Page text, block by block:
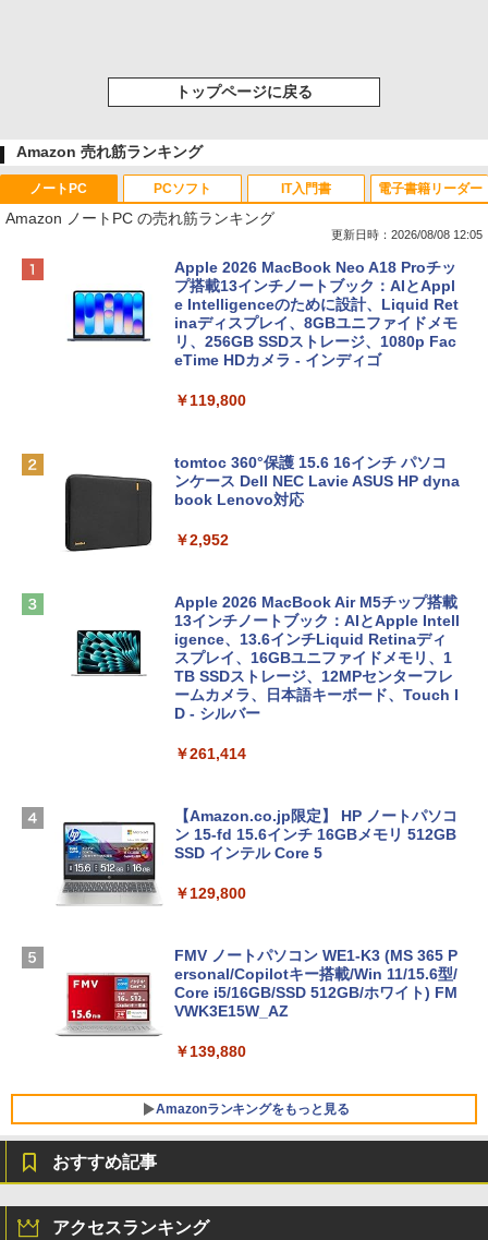
トップページに戻る
Amazon 売れ筋ランキング
ノートPC
Amazon ノートPC の売れ筋ランキング
更新日時：2026/08/08 12:05
Apple 2026 MacBook Neo A18 Proチッ
プ搭載13インチノートブック：AIとAppl
e Intelligenceのために設計、Liquid Ret
inaディスプレイ、8GBユニファイドメモ
リ、256GB SSDストレージ、1080p Fac
eTime HDカメラ - インディゴ
￥119,800
tomtoc 360°保護 15.6 16インチ パソコ
ンケース Dell NEC Lavie ASUS HP dyna
book Lenovo対応
￥2,952
Apple 2026 MacBook Air M5チップ搭載
13インチノートブック：AIとApple Intell
igence、13.6インチLiquid Retinaディ
スプレイ、16GBユニファイドメモリ、1
TB SSDストレージ、12MPセンターフレ
ームカメラ、日本語キーボード、Touch I
D - シルバー
￥261,414
【Amazon.co.jp限定】 HP ノートパソコ
ン 15-fd 15.6インチ 16GBメモリ 512GB
SSD インテル Core 5
￥129,800
FMV ノートパソコン WE1-K3 (MS 365 P
ersonal/Copilotキー搭載/Win 11/15.6型/
Core i5/16GB/SSD 512GB/ホワイト) FM
VWK3E15W_AZ
￥139,880
Amazonランキングをもっと見る
PCソフト
定バーチャルアイテムを含む】 【オンラ
インゲームコード】 ロブロックス | オン
IT入門書 電子書籍リーダー
ンチディスプレイ、色調調節ライト、12
週間持続バッテリー、広告なし、ブラッ
おすすめ記事
アクセスランキング